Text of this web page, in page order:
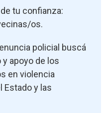
tu confianza:
os.
policial buscá
apoyo de los
en violencia
Estado y las